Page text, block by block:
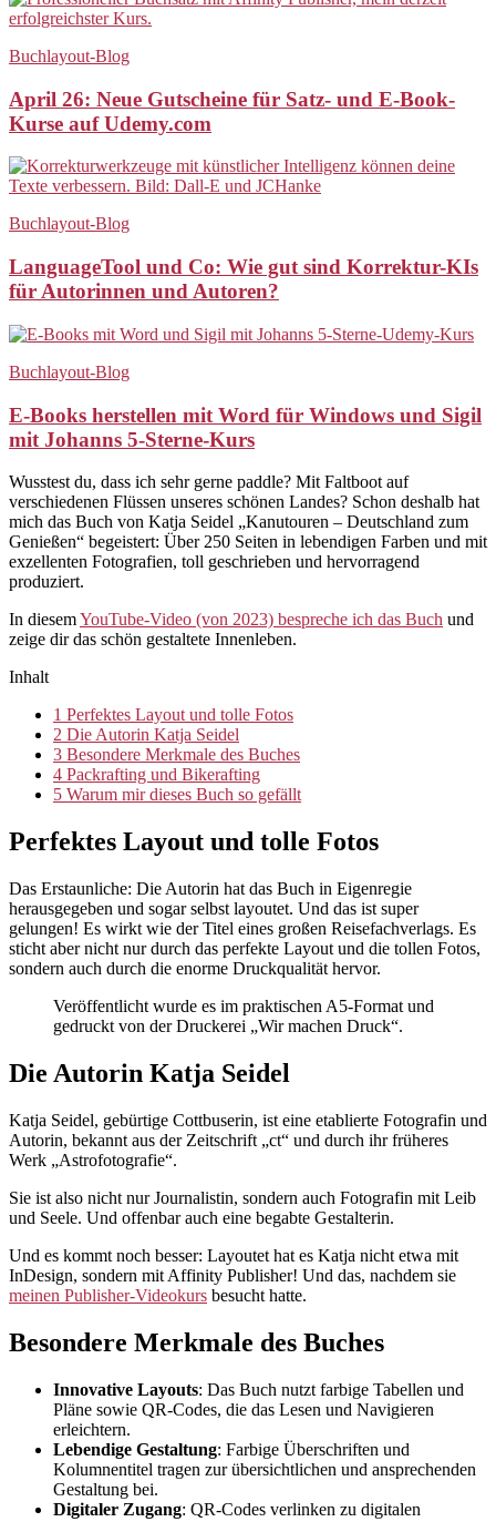
Buchlayout-Blog
April 26: Neue Gutscheine für Satz- und E-Book-
Kurse auf Udemy.com
Buchlayout-Blog
LanguageTool und Co: Wie gut sind Korrektur-KIs
für Autorinnen und Autoren?
Buchlayout-Blog
E-Books herstellen mit Word für Windows und Sigil
mit Johanns 5-Sterne-Kurs
Wusstest du, dass ich sehr gerne paddle? Mit Faltboot auf
verschiedenen Flüssen unseres schönen Landes? Schon deshalb hat
mich das Buch von Katja Seidel „Kanutouren – Deutschland zum
Genießen“ begeistert: Über 250 Seiten in lebendigen Farben und mit
exzellenten Fotografien, toll geschrieben und hervorragend
produziert.
In diesemYouTube-Video (von 2023) bespreche ich das Buch und
zeige dir das schön gestaltete Innenleben.
Inhalt
1 Perfektes Layout und tolle Fotos
2 Die Autorin Katja Seidel
3 Besondere Merkmale des Buches
4 Packrafting und Bikerafting
5 Warum mir dieses Buch so gefällt
Perfektes Layout und tolle Fotos
Das Erstaunliche: Die Autorin hat das Buch in Eigenregie
herausgegeben und sogar selbst layoutet. Und das ist super
gelungen! Es wirkt wie der Titel eines großen Reisefachverlags. Es
sticht aber nicht nur durch das perfekte Layout und die tollen Fotos,
sondern auch durch die enorme Druckqualität hervor.
Veröffentlicht wurde es im praktischen A5-Format und
gedruckt von der Druckerei „Wir machen Druck“.
Die Autorin Katja Seidel
Katja Seidel, gebürtige Cottbuserin, ist eine etablierte Fotografin und
Autorin, bekannt aus der Zeitschrift „ct“ und durch ihr früheres
Werk „Astrofotografie“.
Sie ist also nicht nur Journalistin, sondern auch Fotografin mit Leib
und Seele. Und offenbar auch eine begabte Gestalterin.
Und es kommt noch besser: Layoutet hat es Katja nicht etwa mit
InDesign, sondern mit Affinity Publisher! Und das, nachdem sie
meinen Publisher-Videokurs besucht hatte.
Besondere Merkmale des Buches
Innovative Layouts: Das Buch nutzt farbige Tabellen und
Pläne sowie QR-Codes, die das Lesen und Navigieren
erleichtern.
Lebendige Gestaltung: Farbige Überschriften und
Kolumnentitel tragen zur übersichtlichen und ansprechenden
Gestaltung bei.
Digitaler Zugang: QR-Codes verlinken zu digitalen